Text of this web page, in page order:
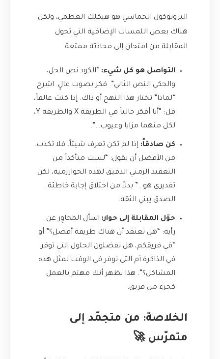
البروتوكول الخماسي هو هيكلك العظمي، ولكن
هناك بعض اللمسات الإضافية التي تحول
المقابلة من امتحان إلى محادثة ممتعة:
التواصل هو كل شيء: “الكود نص الحل،
والحكي النص الثاني”. فكر بصوت عالٍ. اشرح
“لماذا” تختار هذا النهج أو ذاك. إذا كنت عالقاً،
قل: “أنا أفكر حالياً في الطريقة X والطريقة Y،
لكل منهما مزايا وعيوب…”.
كن صادقاً: إذا لم تكن تعرف شيئاً، فلا تكذب.
من الأفضل أن تقول: “لست متأكداً من
التعقيد الزمني الدقيق لهذه الخوارزمية، لكن
تقديري هو…” بدلاً من اختلاق إجابة خاطئة.
الصدق يبني الثقة.
حوّل المقابلة إلى حوار: اسأل المحاوِر عن
رأيه: “هل تعتقد أن هناك طريقة أفضل؟” أو
“في فريقكم، هل تفضلون الحلول التي توفر
في الذاكرة أم التي توفر في الوقت لمثل هذه
المشاكل؟”. هذا يظهر أنك مهتم بالعمل
كجزء من فريق.
الخلاصة: من متجمّد إلى
متمرّس 🚀